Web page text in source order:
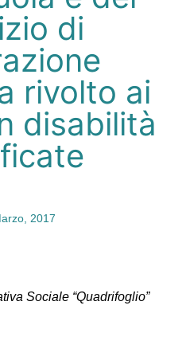
di
rivolto ai
disabilità
2017
Sociale “Quadrifoglio”